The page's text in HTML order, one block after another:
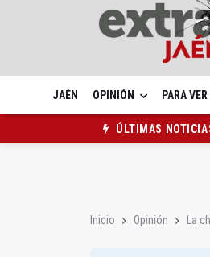
JAÉN OPINIÓN PARA VER
ÚLTIMAS
Inicio Opinión La